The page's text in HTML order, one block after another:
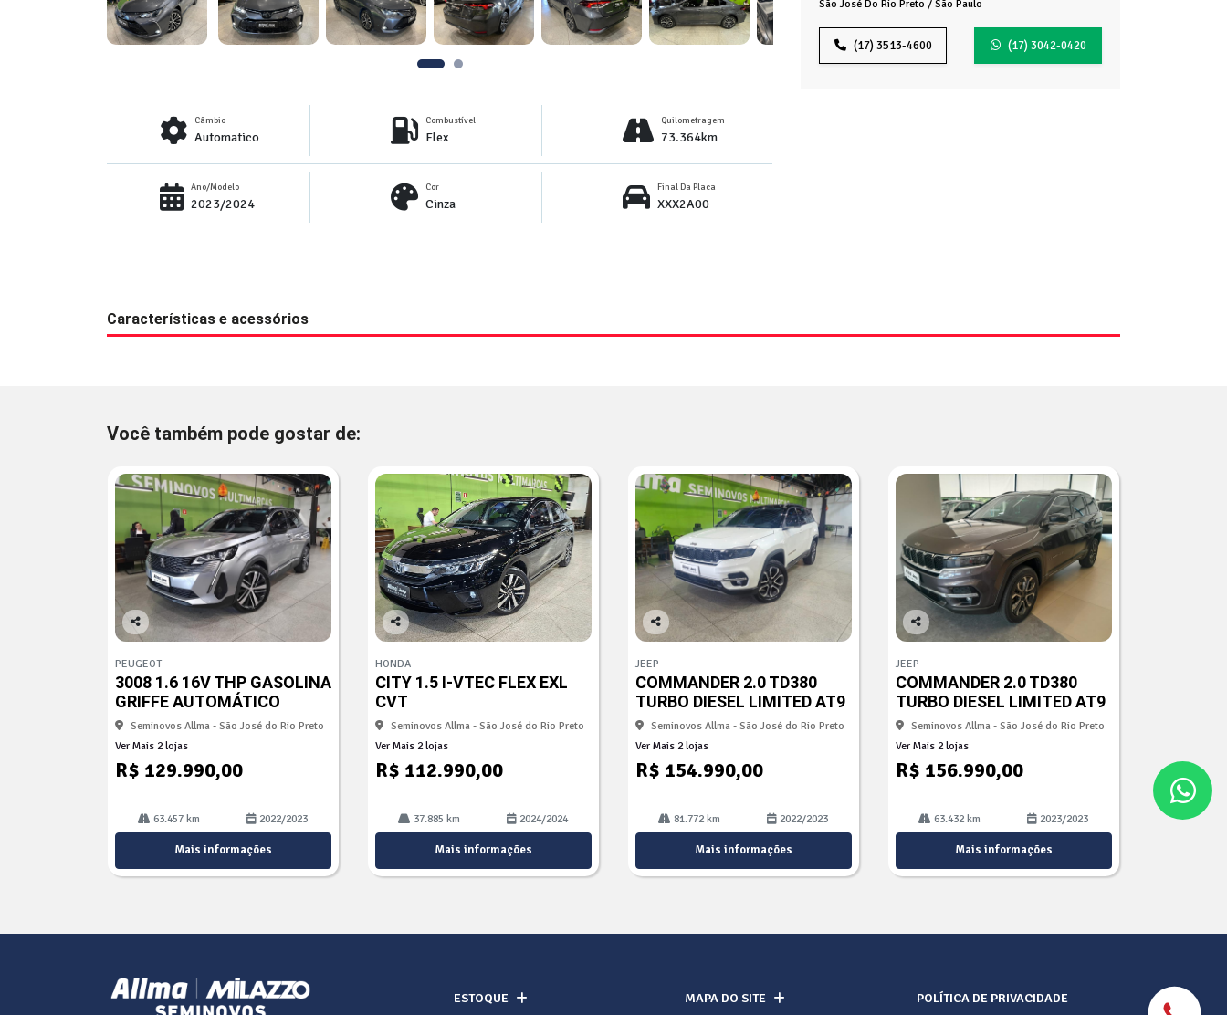
São José Do Rio Preto / São Paulo
(17) 3513-4600 (17) 3042-0420
Câmbio
Automatico
Combustível
Flex
Quilometragem
73.364km
Ano/Modelo
2023/2024
Cor
Cinza
Final Da Placa
XXX2A00
Características e acessórios
Você também pode gostar de:
Co
arti
lhe
PEUGEOT
3008 1.6 16V THP GASOLINA
GRIFFE AUTOMÁTICO
Seminovos Allma - São José do Rio Preto
Ver Mais 2 lojas
R$ 129.990,00
63.457 km 2022/2023
Mais informações
Co
arti
lhe
HONDA
CITY 1.5 I-VTEC FLEX EXL
CVT
Seminovos Allma - São José do Rio Preto
Ver Mais 2 lojas
R$ 112.990,00
37.885 km 2024/2024
Mais informações
Co
arti
lhe
JEEP
COMMANDER 2.0 TD380
TURBO DIESEL LIMITED AT9
Seminovos Allma - São José do Rio Preto
Ver Mais 2 lojas
R$ 154.990,00
81.772 km 2022/2023
Mais informações
Co
arti
lhe
JEEP
COMMANDER 2.0 TD380
TURBO DIESEL LIMITED AT9
Seminovos Allma - São José do Rio Preto
Ver Mais 2 lojas
R$ 156.990,00
63.432 km 2023/2023
Mais informações
ESTOQUE MAPA DO SITE POLÍTICA DE PRIVACIDADE